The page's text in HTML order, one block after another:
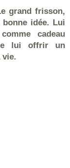
grand frisson,
idée. Lui
cadeau
lui offrir un
vie.